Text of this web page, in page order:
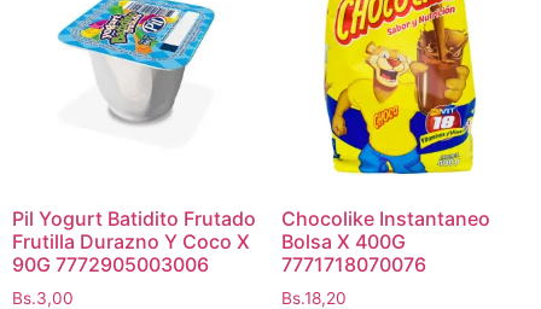
Pil Yogurt Batidito Frutado
Frutilla Durazno Y Coco X
90G 7772905003006
Bs.3,00
Chocolike Instantaneo
Bolsa X 400G
7771718070076
Bs.18,20